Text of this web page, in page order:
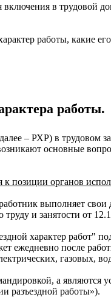
включения в трудовой
работы, какие
работы.
– РХР) в трудовом
основные
к позиции органов
выполняет
и занятости от
характер работ"
ежедневно после
газовых,
а
разъездной работы»).